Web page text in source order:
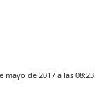
mayo de 2017 a las 08:23